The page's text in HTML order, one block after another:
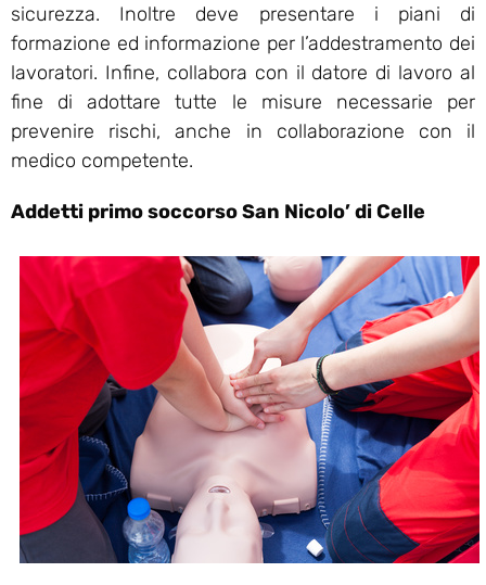
sicurezza. Inoltre deve presentare i piani di
formazione ed informazione per l’addestramento dei
lavoratori. Infine, collabora con il datore di lavoro al
fine di adottare tutte le misure necessarie per
prevenire rischi, anche in collaborazione con il
medico competente.
Addetti primo soccorso San Nicolo’ di Celle